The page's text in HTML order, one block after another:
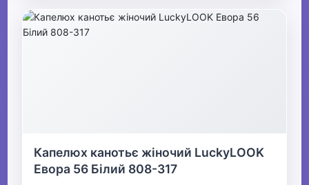
Капелюх канотьє жіночий LuckyLOOK
Евора 56 Білий 808-317